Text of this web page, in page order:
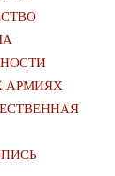
АРМИЯХ